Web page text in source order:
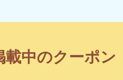
載中のクーポン